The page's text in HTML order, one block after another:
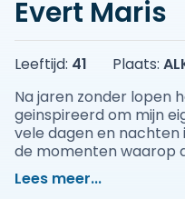
Evert Maris
Leeftijd: 41 Plaats:
Na jaren zonder lopen
geinspireerd om mijn
vele dagen en nachten
de momenten waarop
zonnetje zorgden
doen. Help jij ons een
Lees meer...